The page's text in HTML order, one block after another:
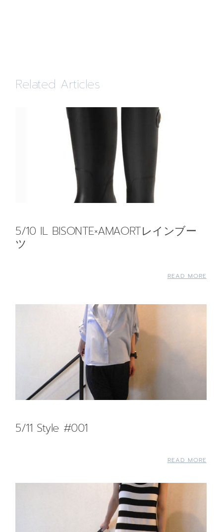
Related Articles
5/10 IL BISONTE×AMAORTレインブー
ツ
READ MORE
5/11 Style #001
READ MORE